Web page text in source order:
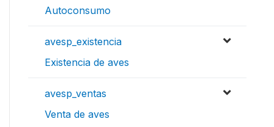
Autoconsumo
avesp_existencia
Existencia de aves
avesp_ventas
Venta de aves